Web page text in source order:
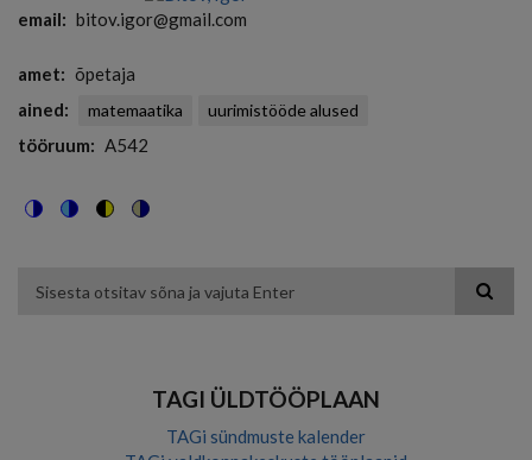
email bitov.igor@gmail.com
amet
õpetaja
ained
matemaatika uurimistööde alused
tööruum A542
theme
TAGI ÜLDTÖÖPLAAN
TAGi sündmuste kalender